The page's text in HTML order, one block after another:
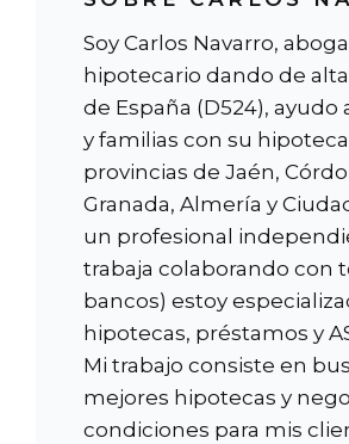
Soy Carlos Navarro,
hipotecario dando de
de España (D524), ayudo
y familias con su
provincias de Jaén,
Granada, Almería y
un profesional
trabaja colaborando con
bancos) estoy
hipotecas, préstamos y
Mi trabajo consiste en
mejores hipotecas y
condiciones para mis